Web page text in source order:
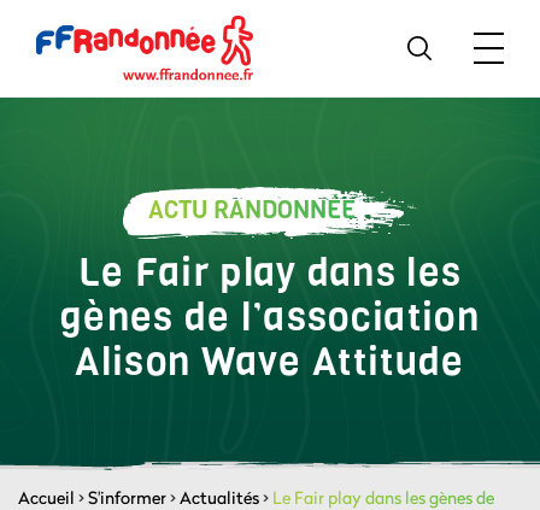
ACTU RANDONNÉE
Le Fair play dans les
gènes de l’association
Alison Wave Attitude
Accueil >S'informer>Actualités> Le Fair play dans les gènes de